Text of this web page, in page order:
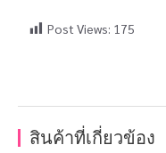
Post Views: 175
สินค้าที่เกี่ยวข้อง